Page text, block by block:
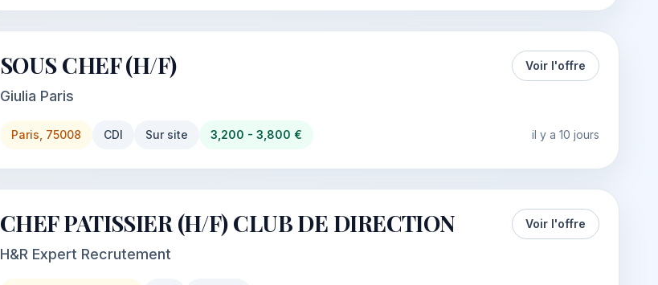
SOUS CHEF (H/F)
Giulia Paris
Voir l'offre
Paris, 75008 CDI Sur site 3,200 - 3,800 € il y a 10 jours
CHEF PATISSIER (H/F) CLUB DE DIRECTION
H&R Expert Recrutement
Voir l'offre